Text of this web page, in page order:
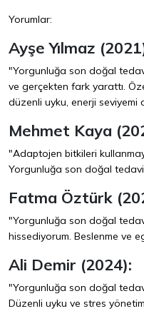
Yorumlar:
Ayşe Yılmaz
"Yorgunluğa son doğal
ve gerçekten fark yarattı.
düzenli uyku, enerji seviyemi
Mehmet Kaya
"Adaptojen bitkileri
Yorgunluğa son doğal
Fatma Öztürk
"Yorgunluğa son doğal
hissediyorum. Beslenme ve
Ali Demir (2024):
"Yorgunluğa son doğal
Düzenli uyku ve stres